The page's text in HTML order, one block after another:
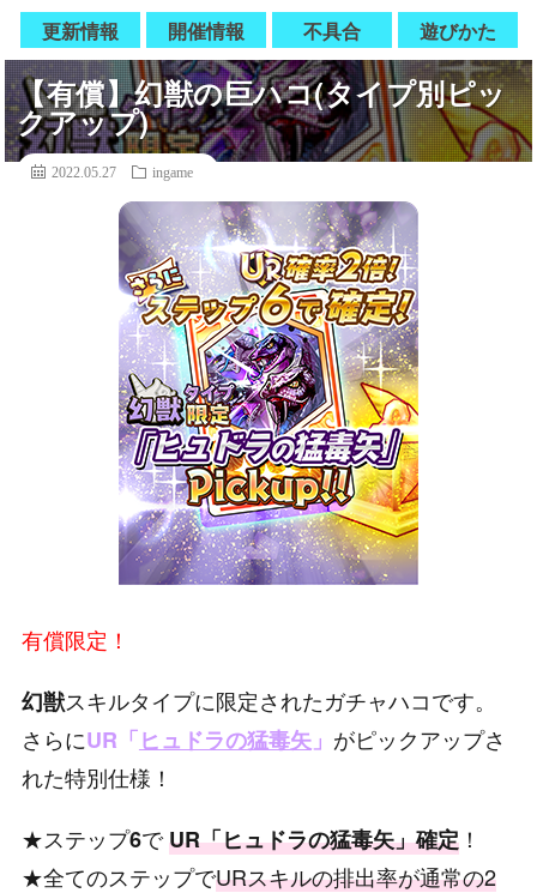
更新情報 開催情報 不具合 遊びかた
【有償】幻獣の巨ハコ(タイプ別ピッ
クアップ)
2022.05.27 ingame
有償限定！
幻獣スキルタイプに限定されたガチャハコです。
さらにUR「ヒュドラの猛毒矢」 がピックアップさ
れた特別仕様！
★ステップ6でUR「ヒュドラの猛毒矢」確定！
★全てのステップでURスキルの排出率が通常の2